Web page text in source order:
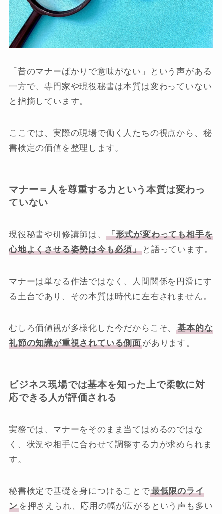
「昔のマナーばかりで意味がない」という声がある
一方で、専門家や現役秘書は本質は変わっていない
と指摘しています。
ここでは、実際の現場で働く人たちの視点から、秘
書検定の価値を整理します。
マナー＝人を尊重する力という本質は変わっ
ていない
現役秘書や研修講師は、
「形式が変わっても相手を
心地よくさせる姿勢は今も必須」 と語っています。
マナーは単なる作法ではなく、人間関係を円滑にす
る土台であり、その本質は時代に左右されません。
むしろ価値観が多様化した今だからこそ、基本的な
礼節の知識が重視されている側面があります。
ビジネス現場では基本を知った上で柔軟に対
応できる人が評価される
実務では、マナーをそのまま当てはめるのではな
く、状況や相手に合わせて調整する力が求められま
す。
秘書検定で基礎を身につけることで最低限のライ
ンを押さえられ、応用の幅が広がるという声も多い